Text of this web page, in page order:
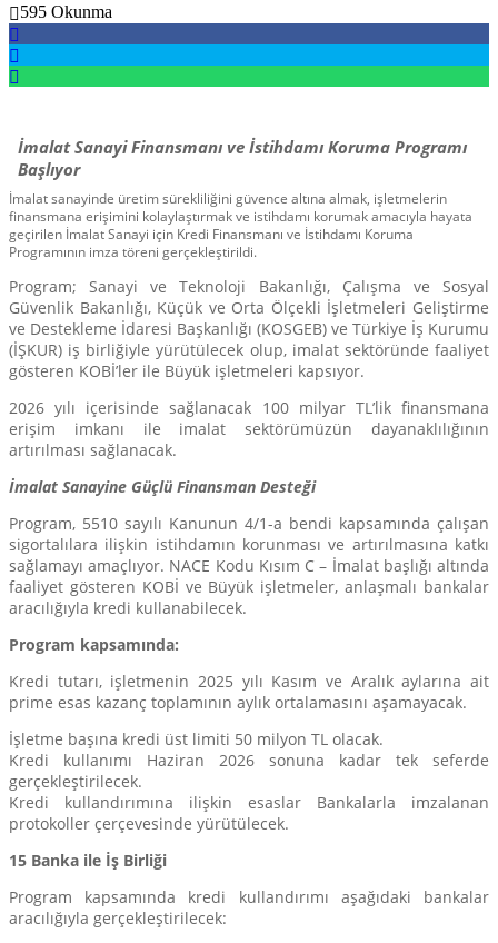
595 Okunma
İmalat Sanayi Finansmanı ve İstihdamı Koruma Programı
Başlıyor
İmalat sanayinde üretim sürekliliğini güvence altına almak, işletmelerin
finansmana erişimini kolaylaştırmak ve istihdamı korumak amacıyla hayata
geçirilen İmalat Sanayi için Kredi Finansmanı ve İstihdamı Koruma
Programının imza töreni gerçekleştirildi.
Program; Sanayi ve Teknoloji Bakanlığı, Çalışma ve Sosyal
Güvenlik Bakanlığı, Küçük ve Orta Ölçekli İşletmeleri Geliştirme
ve Destekleme İdaresi Başkanlığı (KOSGEB) ve Türkiye İş Kurumu
(İŞKUR) iş birliğiyle yürütülecek olup, imalat sektöründe faaliyet
gösteren KOBİ’ler ile Büyük işletmeleri kapsıyor.
2026 yılı içerisinde sağlanacak 100 milyar TL’lik finansmana
erişim imkanı ile imalat sektörümüzün dayanaklılığının
artırılması sağlanacak.
İmalat Sanayine Güçlü Finansman Desteği
Program, 5510 sayılı Kanunun 4/1-a bendi kapsamında çalışan
sigortalılara ilişkin istihdamın korunması ve artırılmasına katkı
sağlamayı amaçlıyor. NACE Kodu Kısım C – İmalat başlığı altında
faaliyet gösteren KOBİ ve Büyük işletmeler, anlaşmalı bankalar
aracılığıyla kredi kullanabilecek.
Program kapsamında:
Kredi tutarı, işletmenin 2025 yılı Kasım ve Aralık aylarına ait
prime esas kazanç toplamının aylık ortalamasını aşamayacak.
İşletme başına kredi üst limiti 50 milyon TL olacak.
Kredi kullanımı Haziran 2026 sonuna kadar tek seferde
gerçekleştirilecek.
Kredi kullandırımına ilişkin esaslar Bankalarla imzalanan
protokoller çerçevesinde yürütülecek.
15 Banka ile İş Birliği
Program kapsamında kredi kullandırımı aşağıdaki bankalar
aracılığıyla gerçekleştirilecek: